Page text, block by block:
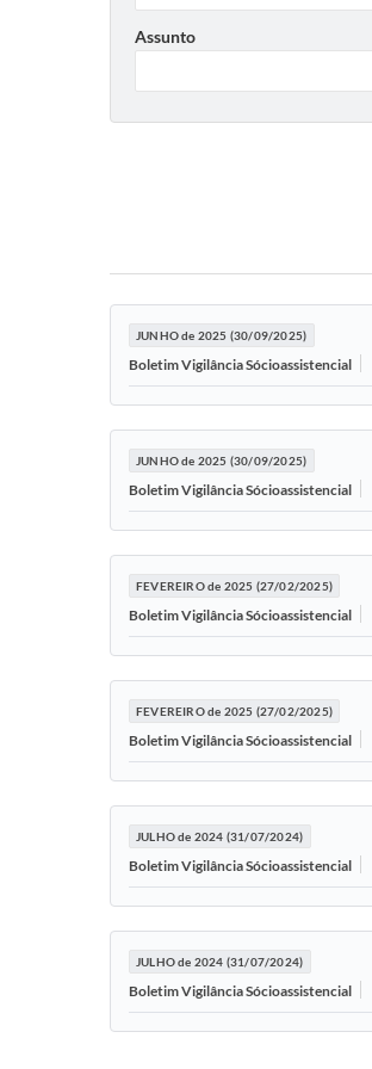
Assunto
JUNHO de 2025 (30/09/2025)
Boletim Vigilância Sócioassistencial
JUNHO de 2025 (30/09/2025)
Boletim Vigilância Sócioassistencial
FEVEREIRO de 2025 (27/02/2025)
Boletim Vigilância Sócioassistencial
FEVEREIRO de 2025 (27/02/2025)
Boletim Vigilância Sócioassistencial
JULHO de 2024 (31/07/2024)
Boletim Vigilância Sócioassistencial
JULHO de 2024 (31/07/2024)
Boletim Vigilância Sócioassistencial